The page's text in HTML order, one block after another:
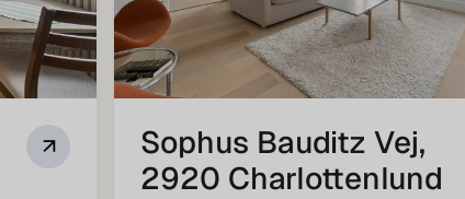
Sophus Bauditz Vej,
2920 Charlottenlund